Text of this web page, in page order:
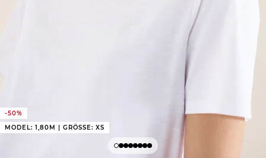
-50%
MODEL: 1,80M | GRÖSSE: XS